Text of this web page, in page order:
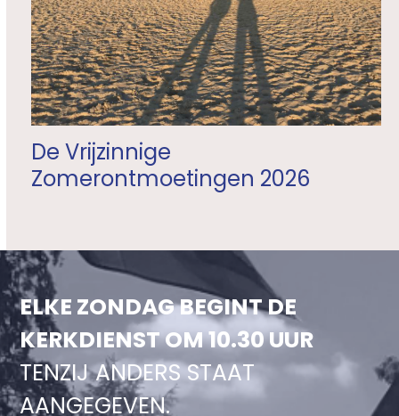
De Vrijzinnige
Zomerontmoetingen 2026
ELKE ZONDAG BEGINT DE
KERKDIENST OM 10.30 UUR
TENZIJ ANDERS STAAT
AANGEGEVEN.